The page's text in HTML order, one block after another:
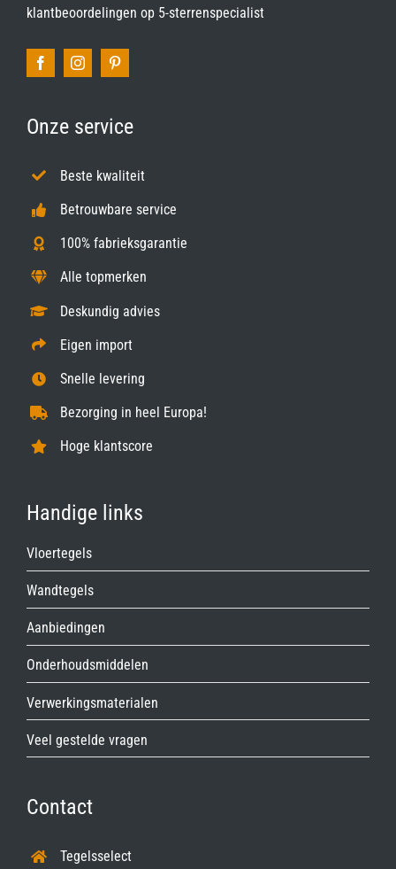
klantbeoordelingen op 5-sterrenspecialist
Onze service
Beste kwaliteit
Betrouwbare service
100% fabrieksgarantie
Alle topmerken
Deskundig advies
Eigen import
Snelle levering
Bezorging in heel Europa!
Hoge klantscore
Handige links
Vloertegels
Wandtegels
Aanbiedingen
Onderhoudsmiddelen
Verwerkingsmaterialen
Veel gestelde vragen
Contact
Tegelsselect